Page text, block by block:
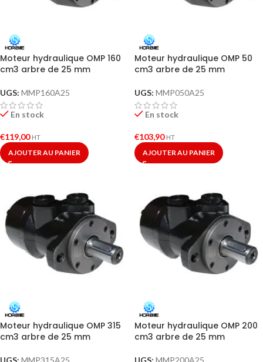
Moteur hydraulique OMP 160
cm3 arbre de 25 mm
UGS: MMP160A25
En stock
€119,00 HT
AJOUTER AU PANIER
Moteur hydraulique OMP 50
cm3 arbre de 25 mm
UGS: MMP050A25
En stock
€103,90 HT
AJOUTER AU PANIER
Moteur hydraulique OMP 315
cm3 arbre de 25 mm
UGS: MMP315A25
Moteur hydraulique OMP 200
cm3 arbre de 25 mm
UGS: MMP200A25